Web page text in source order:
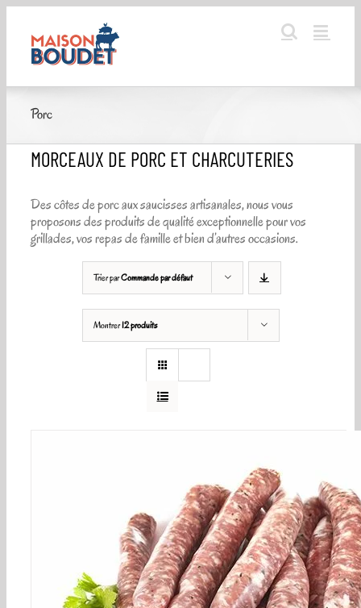
contenu
Porc
MORCEAUX DE PORC ET CHARCUTERIES
Des côtes de porc aux saucisses artisanales, nous vous
proposons des produits de qualité exceptionnelle pour vos
grillades, vos repas de famille et bien d’autres occasions.
Trier parCommande par défaut
Montrer12 produits